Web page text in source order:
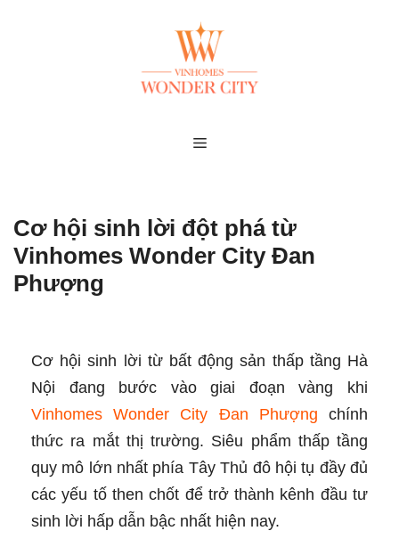
MENU
Cơ hội sinh lời đột phá từ
Vinhomes Wonder City Đan
Phượng
Cơ hội sinh lời từ bất động sản thấp tầng Hà
Nội đang bước vào giai đoạn vàng khi
Vinhomes Wonder City Đan Phượng chính
thức ra mắt thị trường. Siêu phẩm thấp tầng
quy mô lớn nhất phía Tây Thủ đô hội tụ đầy đủ
các yếu tố then chốt để trở thành kênh đầu tư
sinh lời hấp dẫn bậc nhất hiện nay.